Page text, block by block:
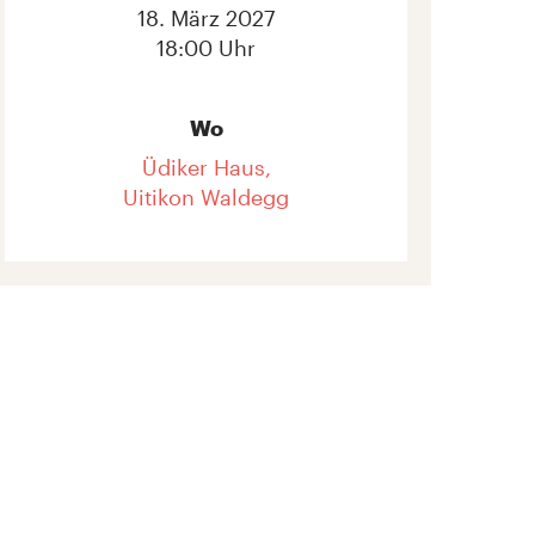
18. März 2027
18:00 Uhr
Wo
Üdiker Haus,
Uitikon Waldegg